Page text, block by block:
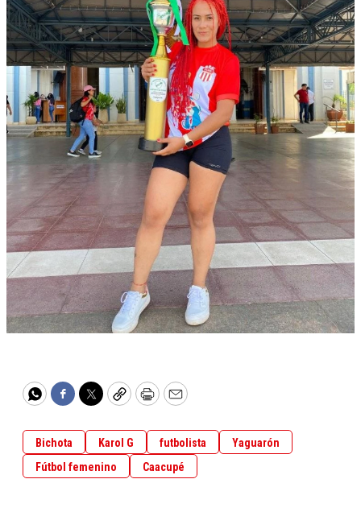
WhatsApp
Facebook
TwitterCopyPrintEmail
Bichota Karol G futbolista
Yaguarón
Fútbol femenino
Caacupé